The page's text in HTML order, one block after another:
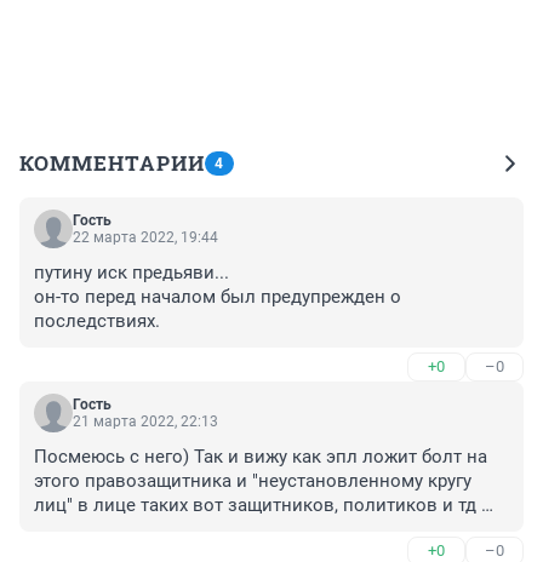
КОММЕНТАРИИ 4
Гость
22 марта 2022, 19:44
путину иск предьяви...
он-то перед началом был предупрежден о
последствиях.
+0 –0
Гость
21 марта 2022, 22:13
Посмеюсь с него) Так и вижу как эпл ложит болт на
этого правозащитника и "неустановленному кругу
лиц" в лице таких вот защитников, политиков и тд
+0 –0